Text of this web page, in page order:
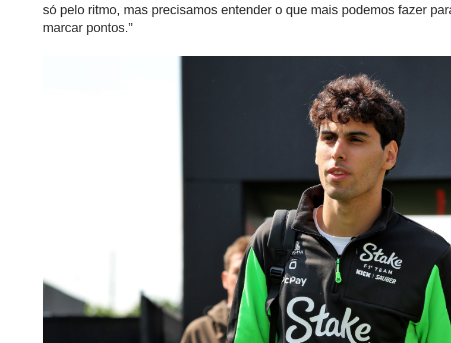
só pelo ritmo, mas precisamos entender o que mais podemos fazer
marcar pontos.”